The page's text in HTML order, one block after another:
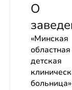
О
«Минская
областная
детская
больница»